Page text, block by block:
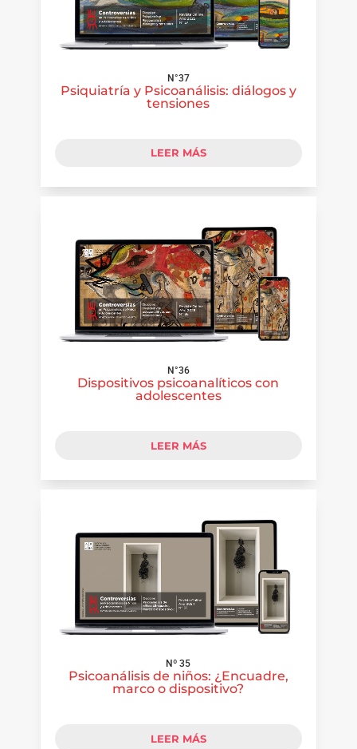
N°37
Psiquiatría y Psicoanálisis: diálogos y
tensiones
LEER MÁS
N°36
Dispositivos psicoanalíticos con
adolescentes
LEER MÁS
Nº 35
Psicoanálisis de niños: ¿Encuadre,
marco o dispositivo?
LEER MÁS